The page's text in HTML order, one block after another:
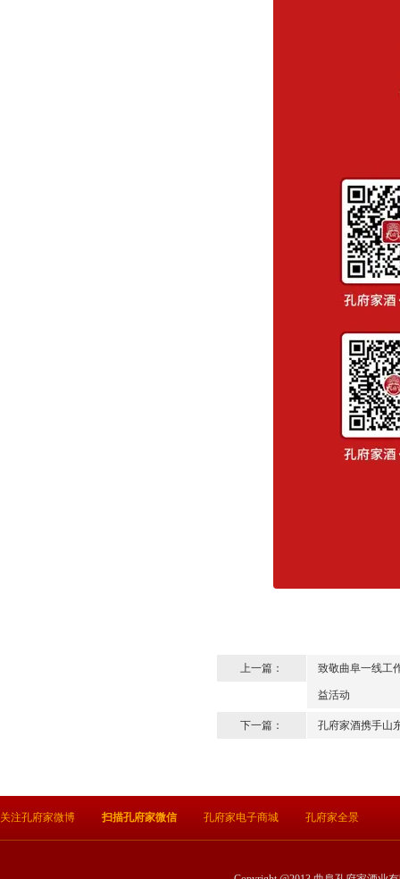
上一篇： 致敬曲阜一线工
益活动
下一篇： 孔府家酒携手山
关注孔府家微博 扫描孔府家微信 孔府家电子商城 孔府家全景